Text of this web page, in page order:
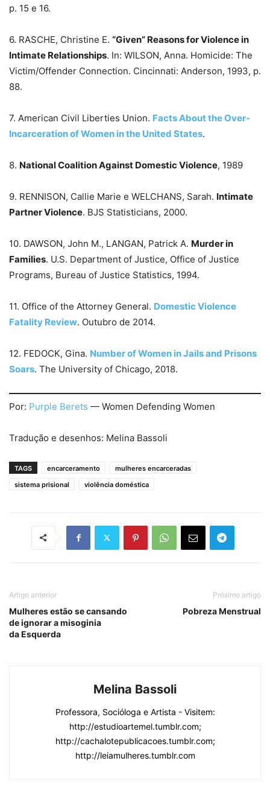
p. 15 e 16.
6. RASCHE, Christine E. “Given” Reasons for Violence in
Intimate Relationships. In: WILSON, Anna. Homicide: The
Victim/Offender Connection. Cincinnati: Anderson, 1993, p.
88.
7. American Civil Liberties Union. Facts About the Over-
Incarceration of Women in the United States.
8. National Coalition Against Domestic Violence, 1989
9. RENNISON, Callie Marie e WELCHANS, Sarah. Intimate
Partner Violence. BJS Statisticians, 2000.
10. DAWSON, John M., LANGAN, Patrick A. Murder in
Families. U.S. Department of Justice, Office of Justice
Programs, Bureau of Justice Statistics, 1994.
11. Office of the Attorney General. Domestic Violence
Fatality Review. Outubro de 2014.
12. FEDOCK, Gina. Number of Women in Jails and Prisons
Soars. The University of Chicago, 2018.
Por: Purple Berets — Women Defending Women
Tradução e desenhos: Melina Bassoli
TAGS encarceramento
mulheres encarceradas
sistema prisional
violência doméstica
Artigo anterior
Mulheres estão se cansando
de ignorar a misoginia
da Esquerda
Próximo artigo
Pobreza Menstrual
Melina Bassoli
Professora, Socióloga e Artista - Visitem:
http://estudioartemel.tumblr.com;
http://cachalotepublicacoes.tumblr.com;
http://leiamulheres.tumblr.com